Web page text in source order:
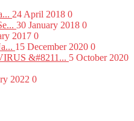
24 April 2018 0
30 January 2018 0
2017 0
15 December 2020 0
&#8211... 5 October 2020
2022 0